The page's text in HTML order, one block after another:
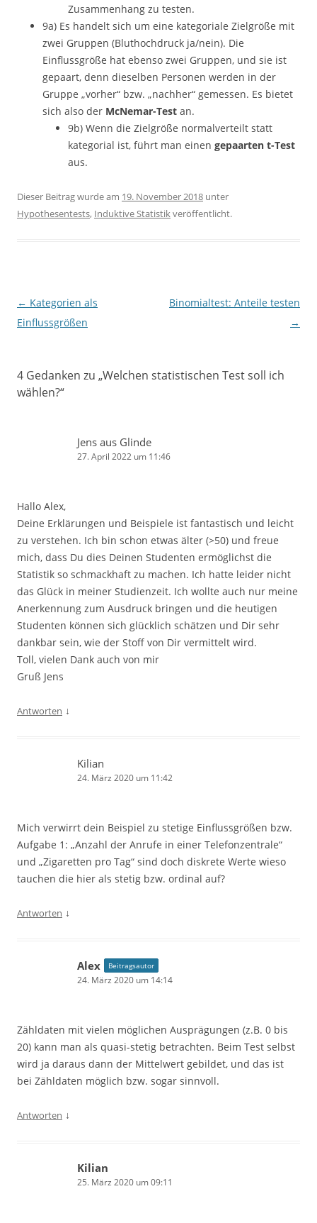
Zusammenhang zu testen.
9a) Es handelt sich um eine kategoriale Zielgröße mit
zwei Gruppen (Bluthochdruck ja/nein). Die
Einflussgröße hat ebenso zwei Gruppen, und sie ist
gepaart, denn dieselben Personen werden in der
Gruppe „vorher“ bzw. „nachher“ gemessen. Es bietet
sich also der McNemar-Test an.
9b) Wenn die Zielgröße normalverteilt statt
kategorial ist, führt man einen gepaarten t-Test
aus.
Dieser Beitrag wurde am 19. November 2018 unter
Hypothesentests, Induktive Statistikveröffentlicht.
Beitrags-
Navigation
← Kategorien als
Einflussgrößen
Binomialtest: Anteile testen
→
4 Gedanken zu „Welchen statistischen Test soll ich
wählen?“
Jens aus Glinde
27. April 2022 um 11:46
Hallo Alex,
Deine Erklärungen und Beispiele ist fantastisch und leicht
zu verstehen. Ich bin schon etwas älter (>50) und freue
mich, dass Du dies Deinen Studenten ermöglichst die
Statistik so schmackhaft zu machen. Ich hatte leider nicht
das Glück in meiner Studienzeit. Ich wollte auch nur meine
Anerkennung zum Ausdruck bringen und die heutigen
Studenten können sich glücklich schätzen und Dir sehr
dankbar sein, wie der Stoff von Dir vermittelt wird.
Toll, vielen Dank auch von mir
Gruß Jens
Antworten ↓
Kilian
24. März 2020 um 11:42
Mich verwirrt dein Beispiel zu stetige Einflussgrößen bzw.
Aufgabe 1: „Anzahl der Anrufe in einer Telefonzentrale“
und „Zigaretten pro Tag“ sind doch diskrete Werte wieso
tauchen die hier als stetig bzw. ordinal auf?
Antworten ↓
Alex Beitragsautor
24. März 2020 um 14:14
Zähldaten mit vielen möglichen Ausprägungen (z.B. 0 bis
20) kann man als quasi-stetig betrachten. Beim Test selbst
wird ja daraus dann der Mittelwert gebildet, und das ist
bei Zähldaten möglich bzw. sogar sinnvoll.
Antworten ↓
Kilian
25. März 2020 um 09:11